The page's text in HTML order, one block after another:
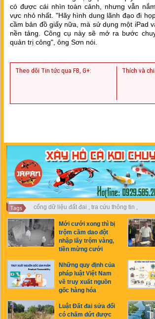
có được cái nhìn toàn cảnh, nhưng vẫn
vực nhỏ nhất. "Hãy hình dung lãnh đạo đi
cầm bản đồ giấy nữa, mà sử dụng một iPad
nền tảng. Công cụ này sẽ mở ra bước
quản trị công", ông Sơn nói.
Theo dõi Tin tức qua FB, G+: Thích và
cổng dữ liệu đất đai , tra cứu thông tin ,
Mới cưới xong thì bị
trộm cầm dao đột
nhập lấy trộm vàng,
tiền mừng cưới
Những quy định của
pháp luật Việt Nam
về truy xuất nguồn
gốc hàng hóa
Luật Đất đai sửa đổi
có chấm dứt được